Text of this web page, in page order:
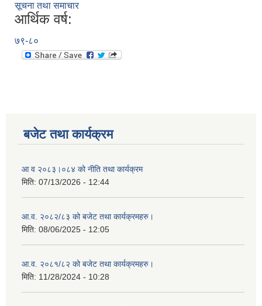
सूचना तथा समाचार
आर्थिक वर्ष:
७९-८०
बजेट तथा कार्यक्रम
आ व २०८३।०८४ को नीति तथा कार्यक्रम
मिति: 07/13/2026 - 12:44
आ.व. २०८२/८३ को बजेट तथा कार्यक्रमहरु।
मिति: 08/06/2025 - 12:05
आ.व. २०८१/८२ को बजेट तथा कार्यक्रमहरु।
मिति: 11/28/2024 - 10:28